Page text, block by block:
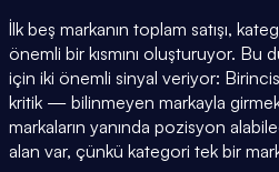
İlk beş markanın toplam satışı,
önemli bir kısmını oluşturuyor. Bu
için iki önemli sinyal veriyor:
kritik — bilinmeyen markayla
markaların yanında pozisyon
alan var, çünkü kategori tek bir